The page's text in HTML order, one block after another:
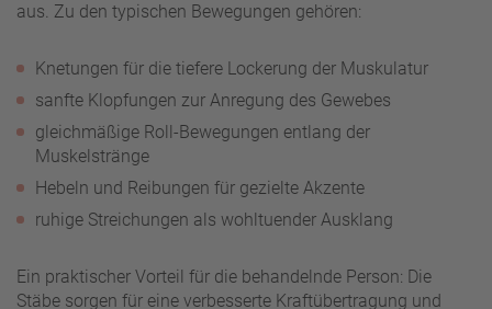
aus. Zu den typischen Bewegungen gehören:
Knetungen für die tiefere Lockerung der Muskulatur
sanfte Klopfungen zur Anregung des Gewebes
gleichmäßige Roll-Bewegungen entlang der
Muskelstränge
Hebeln und Reibungen für gezielte Akzente
ruhige Streichungen als wohltuender Ausklang
Ein praktischer Vorteil für die behandelnde Person: Die
Stäbe sorgen für eine verbesserte Kraftübertragung und